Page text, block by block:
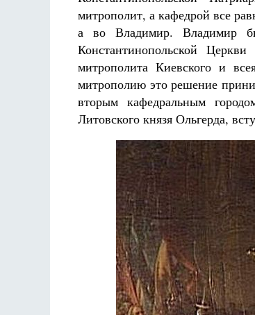
митрополит, а кафедрой все
а во Владимир. Владимир
Константинопольской
митрополита Киевского и
митрополию это решение
вторым кафедральным
Литовского князя Ольгерда,